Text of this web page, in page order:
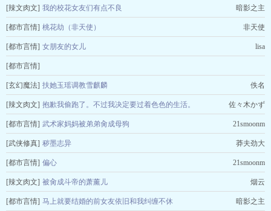
[辣文肉文] 我的校花女友们有点不良 暗影之主
[都市言情] 桃花劫（非天使） 非天使
[都市言情] 女朋友的女儿 lisa
[都市言情]
我的冷傲女总裁母亲被董事会联手做局，我在监控室看着她穿黑丝跪下签字
张小凡
[玄幻魔法] 扶她玉瑶调教雪麒麟 佚名
[辣文肉文] 抱歉我偷跑了。不过我决定要过着色色的生活。 佐々木かず
[都市言情] 武术家妈妈被弟弟肏成母狗 21smoonm
[武侠修真] 秽墨志异 莽夫劲大
[都市言情] 偏心 21smoonm
[辣文肉文] 被肏成斗帝的萧薰儿 烟云
[都市言情] 马上就要结婚的前女友依旧和我纠缠不休 暗影之主